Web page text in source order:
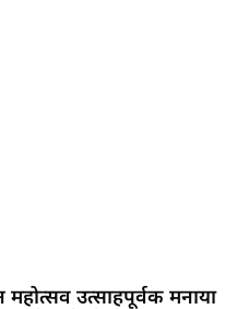
महोत्सव उत्साहपूर्वक मनाया